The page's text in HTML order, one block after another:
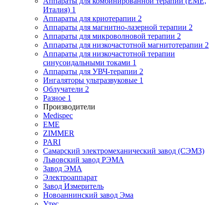
Италия) 1
Аппараты для криотерапии 2
Аппараты для магнитно-лазерной терапии 2
Аппараты для микроволновой терапии 2
Аппараты для низкочастотной магнитотерапии 2
Аппараты для низкочастотной терапии
синусоидальными токами 1
Аппараты для УВЧ-терапии 2
Ингаляторы ультразвуковые 1
Облучатели 2
Разное 1
Производители
Medispec
EME
ZIMMER
PARI
Самарский электромеханический завод (СЭМЗ)
Львовский завод РЭМА
Завод ЭМА
Электроаппарат
Завод Измеритель
Новоаннинский завод Эма